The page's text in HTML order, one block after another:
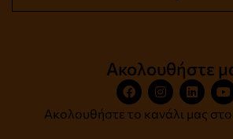
Ακολουθήστε
Ακολουθήστε το κανάλι μας